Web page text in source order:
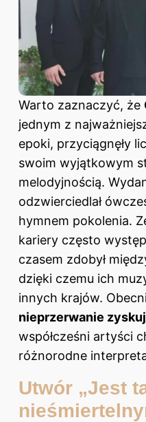
Warto zaznaczyć, że
jednym z
epoki, przyciągnęły
swoim wyjątkowym
melodyjnością.
odzwierciedlał
hymnem pokolenia.
kariery często
czasem zdobył
dzięki czemu ich
innych krajów.
nieprzerwanie
współcześni artyści
różnorodne
Utwór „Jest